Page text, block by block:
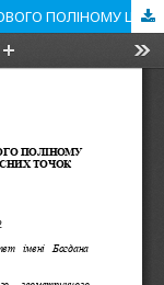
КОРЕГУВАННЯ ФОРМИ ПЛОСКОГО ТОЧКОВОГО ПОЛІНОМУ ШЛЯХОМ ЗМІНИ ПОЛОЖЕННЯ ЙОГО БАЗИСНИХ ТОЧОК